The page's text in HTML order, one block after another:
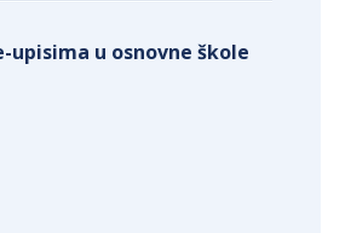
upisima u osnovne škole